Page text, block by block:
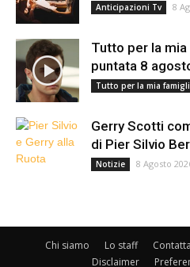
Anticipazioni Tv 8
Tutto per la
puntata 8
Tutto per la mia
Gerry Scotti
di Pier Silvio
Notizie 8 Agosto
Chi siamo Lo staff
Disclaimer